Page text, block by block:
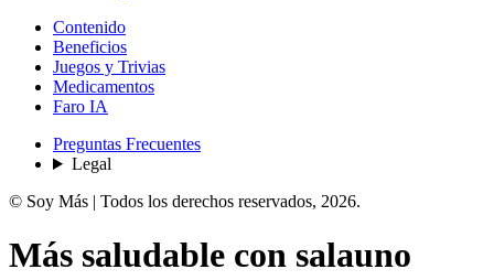
Contenido
Beneficios
Juegos y Trivias
Medicamentos
Faro IA
Preguntas Frecuentes
Legal
© Soy Más | Todos los derechos reservados, 2026.
Más saludable con salauno